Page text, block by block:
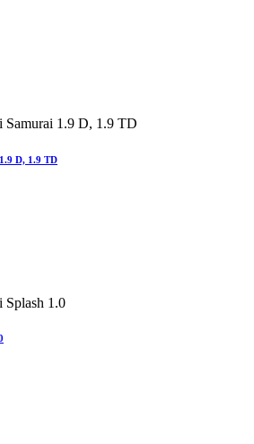
D, 1.9 TD